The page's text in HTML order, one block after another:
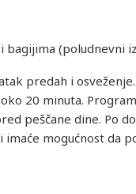
bagijima (poludnevni
predah i
20 minuta.
peščane dine. Po
mogućnost da